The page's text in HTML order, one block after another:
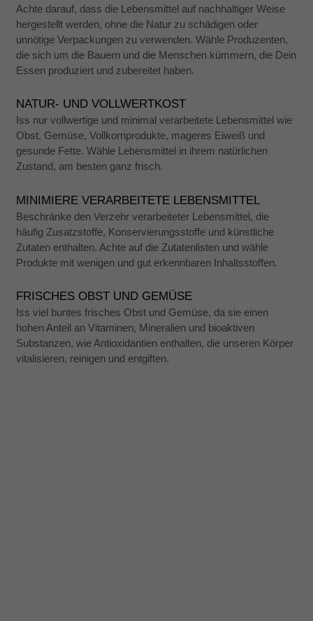
Achte darauf, dass die Lebensmittel auf nachhaltiger Weise
hergestellt werden, ohne die Natur zu schädigen oder
unnötige Verpackungen zu verwenden. Wähle Produzenten,
die sich um die Bauern und die Menschen kümmern, die Dein
Essen produziert und zubereitet haben.
NATUR- UND VOLLWERTKOST
Iss nur vollwertige und minimal verarbeitete Lebensmittel wie
Obst, Gemüse, Vollkornprodukte, mageres Eiweiß und
gesunde Fette. Wähle Lebensmittel in ihrem natürlichen
Zustand, am besten ganz frisch.
MINIMIERE VERARBEITETE LEBENSMITTEL
Beschränke den Verzehr verarbeiteter Lebensmittel, die
häufig Zusatzstoffe, Konservierungsstoffe und künstliche
Zutaten enthalten. Achte auf die Zutatenlisten und wähle
Produkte mit wenigen und gut erkennbaren Inhaltsstoffen.
FRISCHES OBST UND GEMÜSE
Iss viel buntes frisches Obst und Gemüse, da sie einen
hohen Anteil an Vitaminen, Mineralien und bioaktiven
Substanzen, wie Antioxidantien enthalten, die unseren Körper
vitalisieren, reinigen und entgiften.
Funktionen
von der
Website.
Interessen und Ihr
Verhalten beim
Besuch unserer
Website mitteilen,
erhöhen Sie die
Angebote zu
sehen.